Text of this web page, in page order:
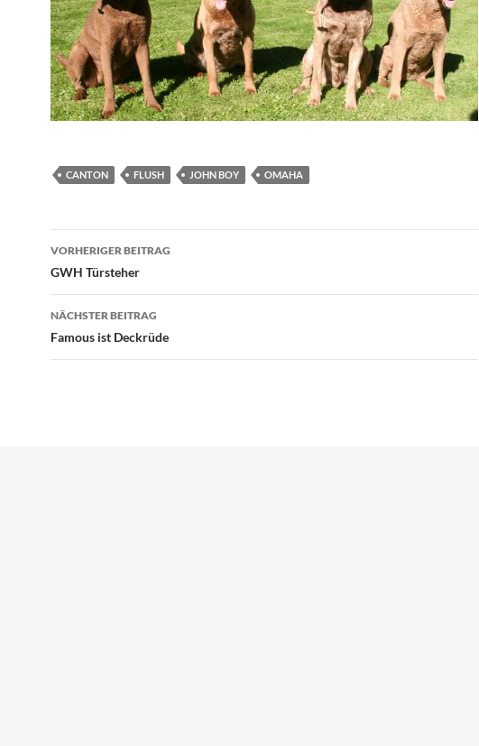
CANTON FLUSH JOHN BOY OMAHA
Beitragsnavigation
VORHERIGER BEITRAG
GWH Türsteher
NÄCHSTER BEITRAG
Famous ist Deckrüde